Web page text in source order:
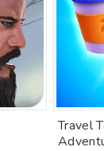
Travel